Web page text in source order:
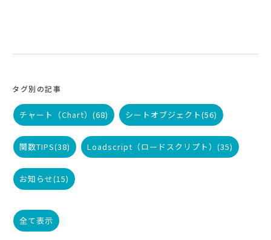
タグ別の記事
チャート（Chart） (68) シートオブジェクト(56)
関数TIPS(38) Loadscript（ロードスクリプト） (35)
お知らせ(15)
全て表示